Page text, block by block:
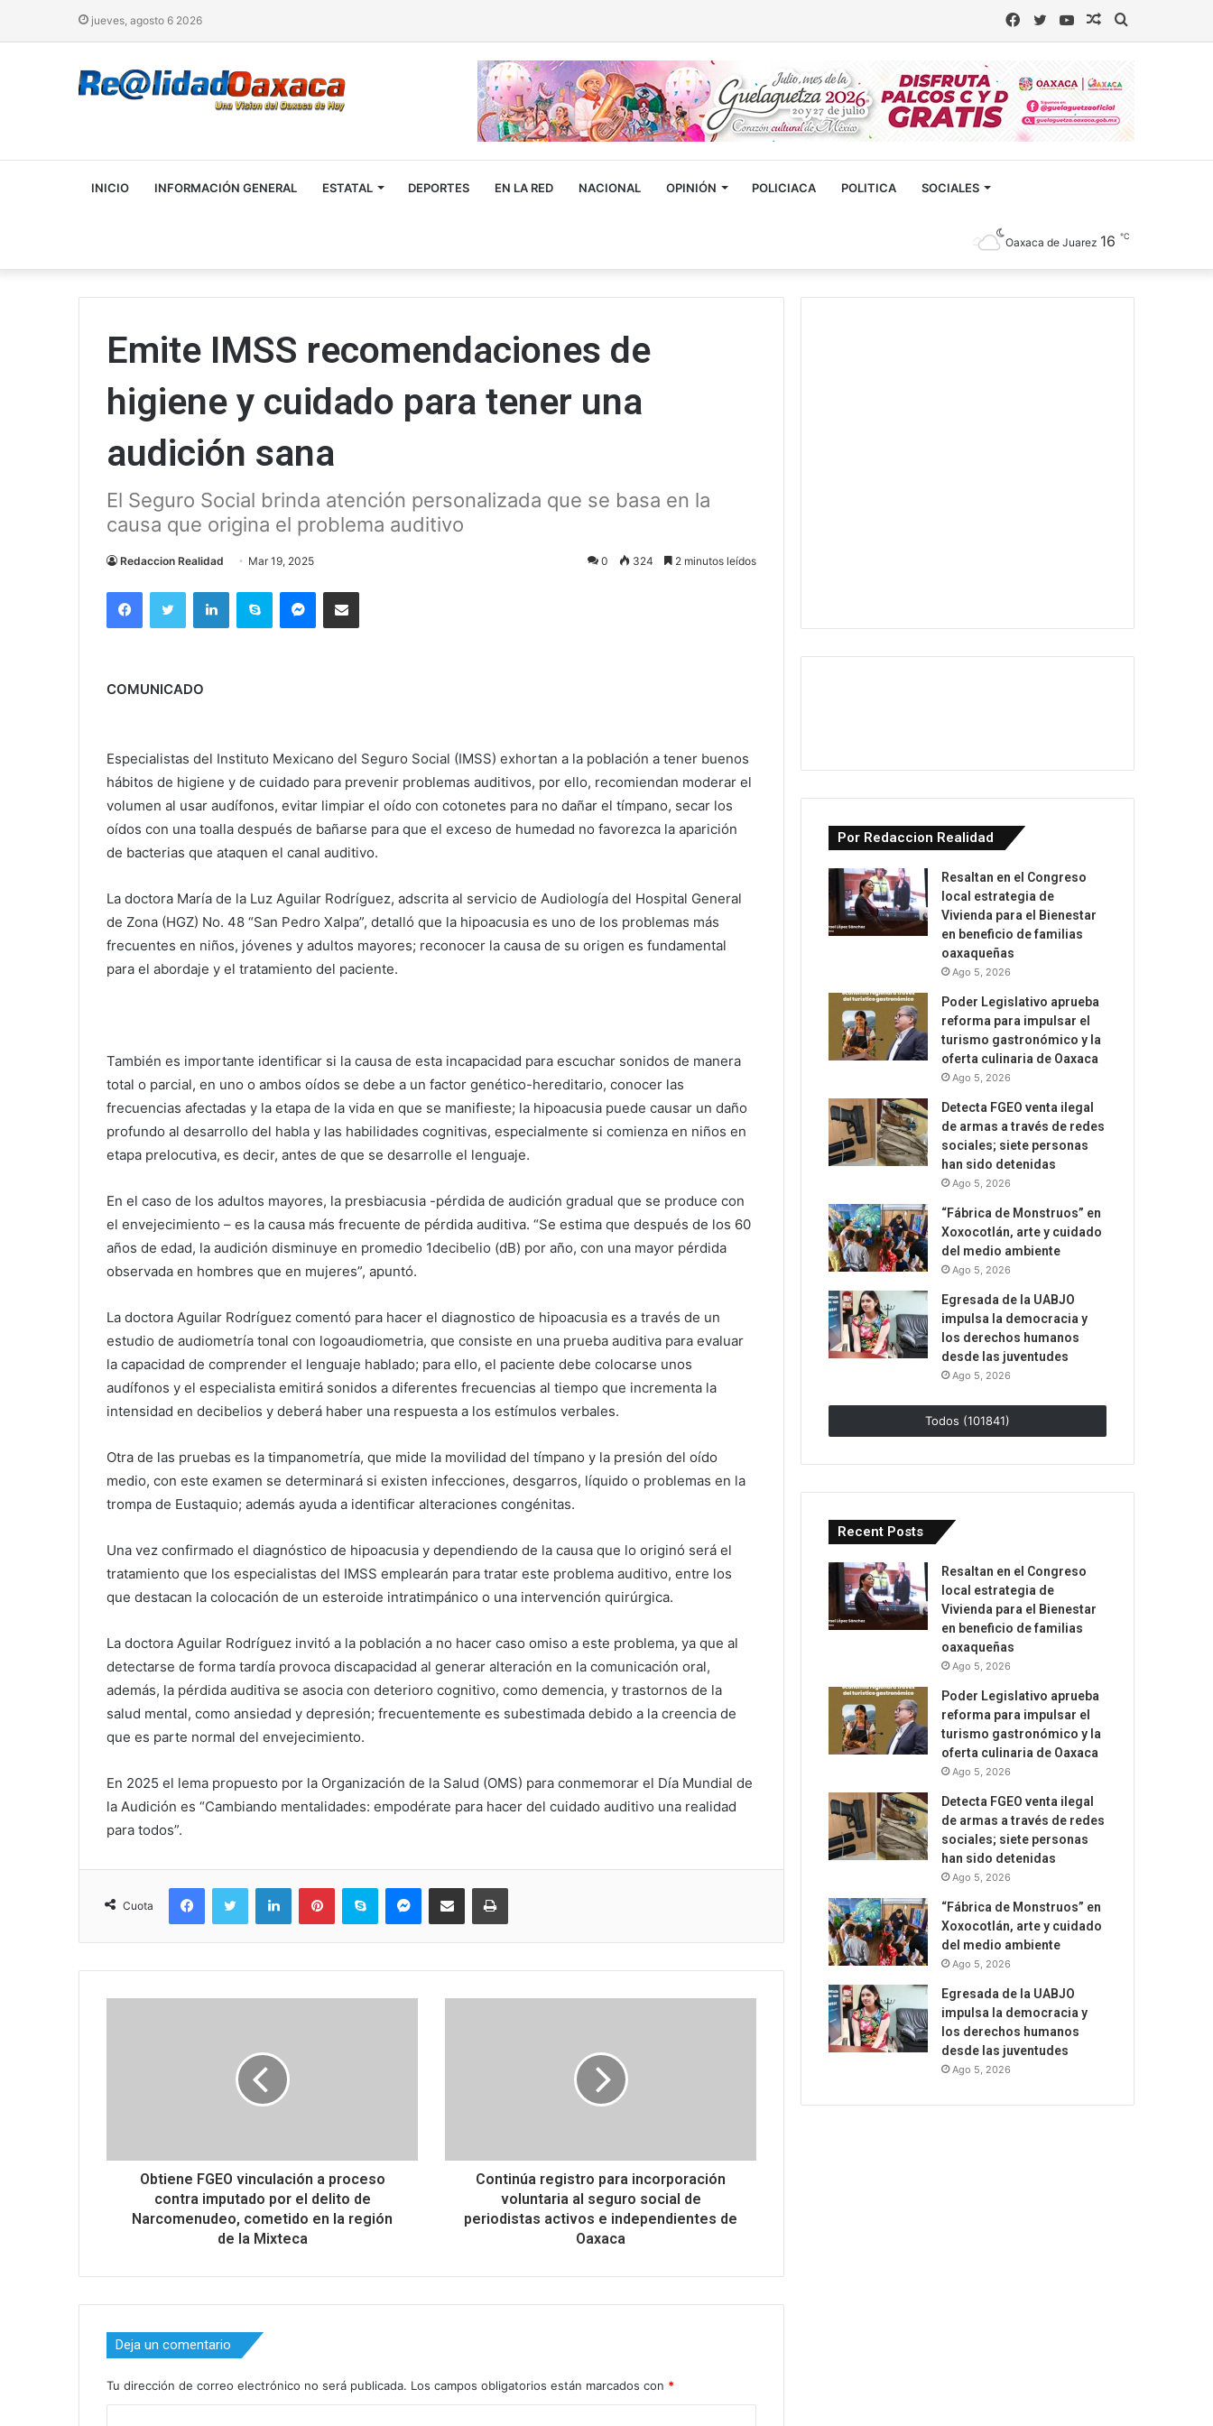
jueves, agosto 6 2026 Buscar
Artículo
YouTube
Twitter
Facebook
INICIO INFORMACIÓN GENERAL ESTATAL DEPORTES EN LA RED NACIONAL OPINIÓN POLICIACA POLITICA SOCIALES
Oaxaca de Juarez 16 ℃
Emite IMSS recomendaciones de
higiene y cuidado para tener una
audición sana
El Seguro Social brinda atención personalizada que se basa en la
causa que origina el problema auditivo
Redaccion Realidad Mar 19, 2025 0 324 2 minutos leídos
FacebookTwitter LinkedInSkype MessengerCompartir via correo electrónico
COMUNICADO
Especialistas del Instituto Mexicano del Seguro Social (IMSS) exhortan a la población a tener buenos
hábitos de higiene y de cuidado para prevenir problemas auditivos, por ello, recomiendan moderar el
volumen al usar audífonos, evitar limpiar el oído con cotonetes para no dañar el tímpano, secar los
oídos con una toalla después de bañarse para que el exceso de humedad no favorezca la aparición
de bacterias que ataquen el canal auditivo.
La doctora María de la Luz Aguilar Rodríguez, adscrita al servicio de Audiología del Hospital General
de Zona (HGZ) No. 48 “San Pedro Xalpa”, detalló que la hipoacusia es uno de los problemas más
frecuentes en niños, jóvenes y adultos mayores; reconocer la causa de su origen es fundamental
para el abordaje y el tratamiento del paciente.
También es importante identificar si la causa de esta incapacidad para escuchar sonidos de manera
total o parcial, en uno o ambos oídos se debe a un factor genético-hereditario, conocer las
frecuencias afectadas y la etapa de la vida en que se manifieste; la hipoacusia puede causar un daño
profundo al desarrollo del habla y las habilidades cognitivas, especialmente si comienza en niños en
etapa prelocutiva, es decir, antes de que se desarrolle el lenguaje.
En el caso de los adultos mayores, la presbiacusia -pérdida de audición gradual que se produce con
el envejecimiento – es la causa más frecuente de pérdida auditiva. “Se estima que después de los 60
años de edad, la audición disminuye en promedio 1decibelio (dB) por año, con una mayor pérdida
observada en hombres que en mujeres”, apuntó.
La doctora Aguilar Rodríguez comentó para hacer el diagnostico de hipoacusia es a través de un
estudio de audiometría tonal con logoaudiometria, que consiste en una prueba auditiva para evaluar
la capacidad de comprender el lenguaje hablado; para ello, el paciente debe colocarse unos
audífonos y el especialista emitirá sonidos a diferentes frecuencias al tiempo que incrementa la
intensidad en decibelios y deberá haber una respuesta a los estímulos verbales.
Otra de las pruebas es la timpanometría, que mide la movilidad del tímpano y la presión del oído
medio, con este examen se determinará si existen infecciones, desgarros, líquido o problemas en la
trompa de Eustaquio; además ayuda a identificar alteraciones congénitas.
Una vez confirmado el diagnóstico de hipoacusia y dependiendo de la causa que lo originó será el
tratamiento que los especialistas del IMSS emplearán para tratar este problema auditivo, entre los
que destacan la colocación de un esteroide intratimpánico o una intervención quirúrgica.
La doctora Aguilar Rodríguez invitó a la población a no hacer caso omiso a este problema, ya que al
detectarse de forma tardía provoca discapacidad al generar alteración en la comunicación oral,
además, la pérdida auditiva se asocia con deterioro cognitivo, como demencia, y trastornos de la
salud mental, como ansiedad y depresión; frecuentemente es subestimada debido a la creencia de
que es parte normal del envejecimiento.
En 2025 el lema propuesto por la Organización de la Salud (OMS) para conmemorar el Día Mundial de
la Audición es “Cambiando mentalidades: empodérate para hacer del cuidado auditivo una realidad
para todos”.
Cuota
FacebookTwitter LinkedInPinterestSkype MessengerCompartir via correo electrónicoImpresión
Obtiene FGEO vinculación a proceso
contra imputado por el delito de
Narcomenudeo, cometido en la región
de la Mixteca
Continúa registro para incorporación
voluntaria al seguro social de
periodistas activos e independientes de
Oaxaca
Deja un comentario
Tu dirección de correo electrónico no será publicada. Los campos obligatorios están marcados con *
Por Redaccion Realidad
Resaltan en el Congreso
local estrategia de
Vivienda para el Bienestar
en beneficio de familias
oaxaqueñas
Ago 5, 2026
Poder Legislativo aprueba
reforma para impulsar el
turismo gastronómico y la
oferta culinaria de Oaxaca
Ago 5, 2026
Detecta FGEO venta ilegal
de armas a través de redes
sociales; siete personas
han sido detenidas
Ago 5, 2026
“Fábrica de Monstruos” en
Xoxocotlán, arte y cuidado
del medio ambiente
Ago 5, 2026
Egresada de la UABJO
impulsa la democracia y
los derechos humanos
desde las juventudes
Ago 5, 2026
Todos (101841)
Recent Posts
Resaltan en el Congreso
local estrategia de
Vivienda para el Bienestar
en beneficio de familias
oaxaqueñas
Ago 5, 2026
Poder Legislativo aprueba
reforma para impulsar el
turismo gastronómico y la
oferta culinaria de Oaxaca
Ago 5, 2026
Detecta FGEO venta ilegal
de armas a través de redes
sociales; siete personas
han sido detenidas
Ago 5, 2026
“Fábrica de Monstruos” en
Xoxocotlán, arte y cuidado
del medio ambiente
Ago 5, 2026
Egresada de la UABJO
impulsa la democracia y
los derechos humanos
desde las juventudes
Ago 5, 2026